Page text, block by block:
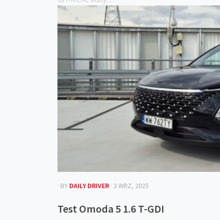
· BY DAILY DRIVER · 3 WRZ, 2025
Test Omoda 5 1.6 T-GDI